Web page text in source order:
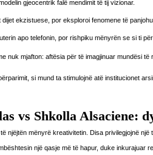
gjeocentrik falë mendimit të tij vizionar.
ekzistuese, por eksploroi fenomene të
apo telefonin, por rishpiku mënyrën se si ti
nuk mjafton: aftësia për të imagjinuar mundësi
si mund ta stimulojnë atë institucionet
vs Shkolla Alsaciene:
njëjtën mënyrë kreativitetin. Disa privilegjojnë
një qasje më të hapur, duke inkurajuar